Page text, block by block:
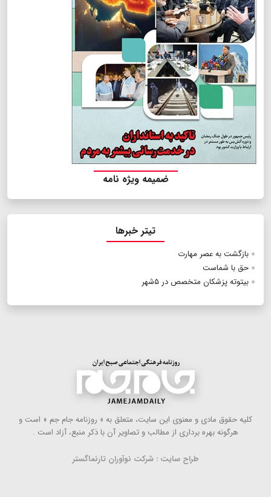
ضمیمه ویژه نامه
تیتر خبرها
بازگشت به عصر مهارت
حق با شماست
بیتوته پزشکان متخصص در ۵شهر
كلیه حقوق مادی و معنوی این سایت، متعلق به « روزنامه جام جم » است و
هرگونه بهره ‌برداری از مطالب و تصاویر آن با ذكر منبع، آزاد است .
طراح سایت : شرکت نوآوران تارنماگستر